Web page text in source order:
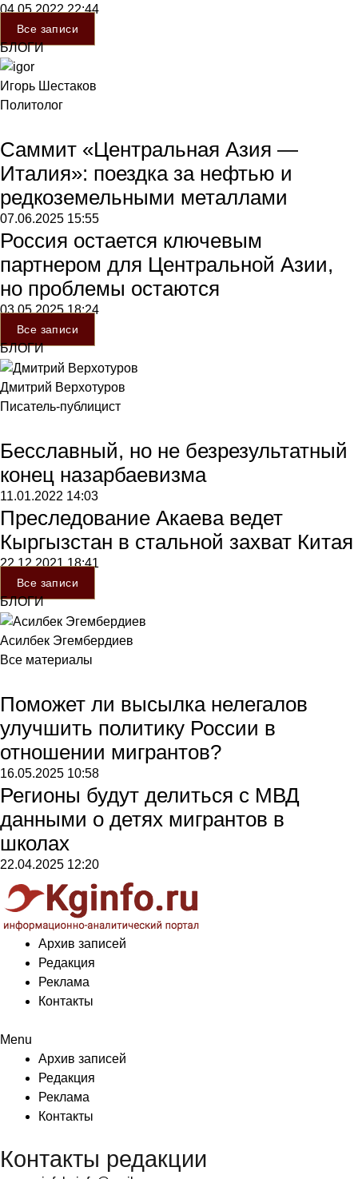
04.05.202222:44
Все записи
БЛОГИ
Игорь Шестаков
Политолог
Саммит «Центральная Азия —
Италия»: поездка за нефтью и
редкоземельными металлами
07.06.2025 15:55
Россия остается ключевым
партнером для Центральной Азии,
но проблемы остаются
03.05.202518:24
Все записи
БЛОГИ
Дмитрий Верхотуров
Писатель-публицист
Бесславный, но не безрезультатный
конец назарбаевизма
11.01.2022 14:03
Преследование Акаева ведет
Кыргызстан в стальной захват Китая
22.12.202118:41
Все записи
БЛОГИ
Асилбек Эгембердиев
Все материалы
Поможет ли высылка нелегалов
улучшить политику России в
отношении мигрантов?
16.05.2025 10:58
Регионы будут делиться с МВД
данными о детях мигрантов в
школах
22.04.2025 12:20
Архив записей
Редакция
Реклама
Контакты
Menu
Архив записей
Редакция
Реклама
Контакты
Контакты редакции